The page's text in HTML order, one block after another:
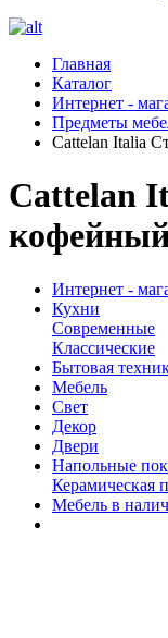
Главная
Каталог
Интернет -
Предметы
Cattelan Italia
Cattelan
Интернет -
Кухни
Современные
Классические
Бытовая
Мебель
Свет
Декор
Двери
Напольные
Керамическая
Мебель в